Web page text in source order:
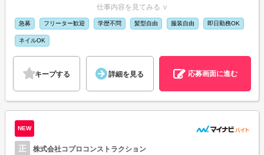
仕事内容を見てみる ∨
急募 フリーター歓迎 学歴不問 髪型自由 服装自由 即日勤務OK
ネイルOK
キープする 詳細を見る 応募画面に進む
NEW
正 株式会社コプロコンストラクション